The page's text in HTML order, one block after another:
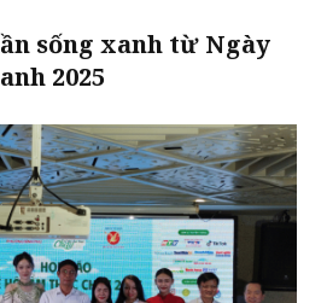
sống xanh từ Ngày
2025